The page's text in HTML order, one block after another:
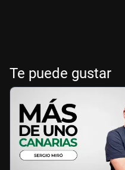
Te puede gustar